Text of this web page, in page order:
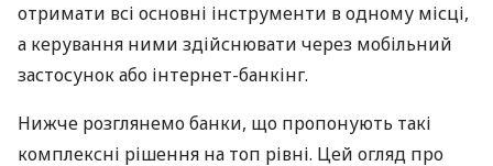
отримати всі основні інструменти в одному місці,
а керування ними здійснювати через мобільний
застосунок або інтернет-банкінг.
Нижче розглянемо банки, що пропонують такі
комплексні рішення на топ рівні. Цей огляд про